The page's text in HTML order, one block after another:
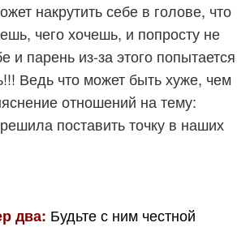
накрутить себе в голове, что
чего хочешь, и попросту не
и парень из-за этого попытается
Ведь что может быть хуже, чем
отношений на тему:
поставить точку в наших
два: Будьте с ним честной